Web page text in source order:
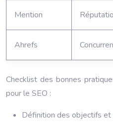
Mention
Ahrefs
Checklist des bonnes
pour le SEO :
Définition des objectifs et